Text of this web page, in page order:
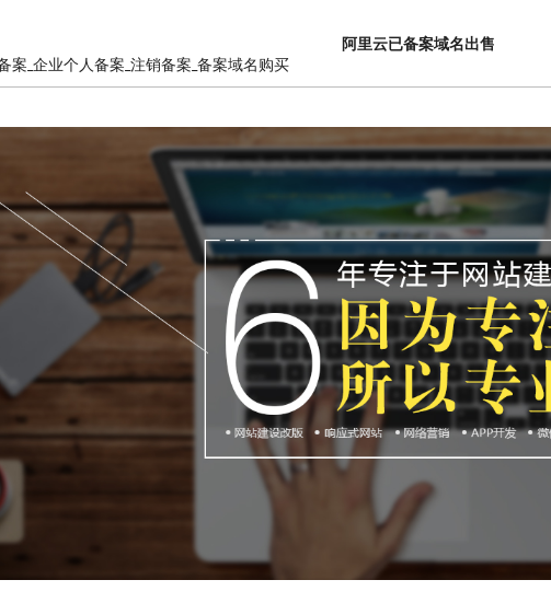
案_企业个人备案_注销备案_备案域名购买
阿里云已备案域名出售